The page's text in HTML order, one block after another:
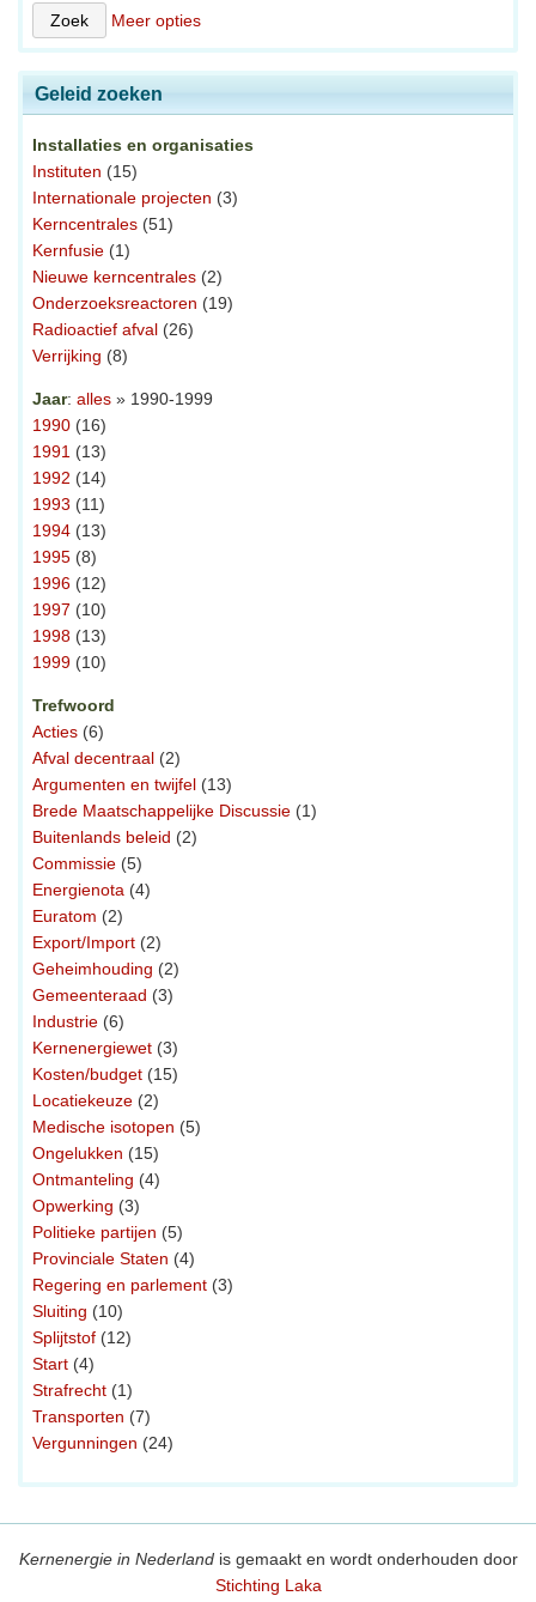
Meer opties
Geleid zoeken
Installaties en organisaties
Instituten (15)
Internationale projecten (3)
Kerncentrales (51)
Kernfusie (1)
Nieuwe kerncentrales (2)
Onderzoeksreactoren (19)
Radioactief afval (26)
Verrijking (8)
Jaar: alles » 1990-1999
1990 (16)
1991 (13)
1992 (14)
1993 (11)
1994 (13)
1995 (8)
1996 (12)
1997 (10)
1998 (13)
1999 (10)
Trefwoord
Acties (6)
Afval decentraal (2)
Argumenten en twijfel (13)
Brede Maatschappelijke Discussie (1)
Buitenlands beleid (2)
Commissie (5)
Energienota (4)
Euratom (2)
Export/Import (2)
Geheimhouding (2)
Gemeenteraad (3)
Industrie (6)
Kernenergiewet (3)
Kosten/budget (15)
Locatiekeuze (2)
Medische isotopen (5)
Ongelukken (15)
Ontmanteling (4)
Opwerking (3)
Politieke partijen (5)
Provinciale Staten (4)
Regering en parlement (3)
Sluiting (10)
Splijtstof (12)
Start (4)
Strafrecht (1)
Transporten (7)
Vergunningen (24)
Kernenergie in Nederlandis gemaakt en wordt onderhouden door
Stichting Laka